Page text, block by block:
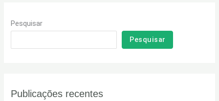
Pesquisar
Pesquisar
Publicações recentes